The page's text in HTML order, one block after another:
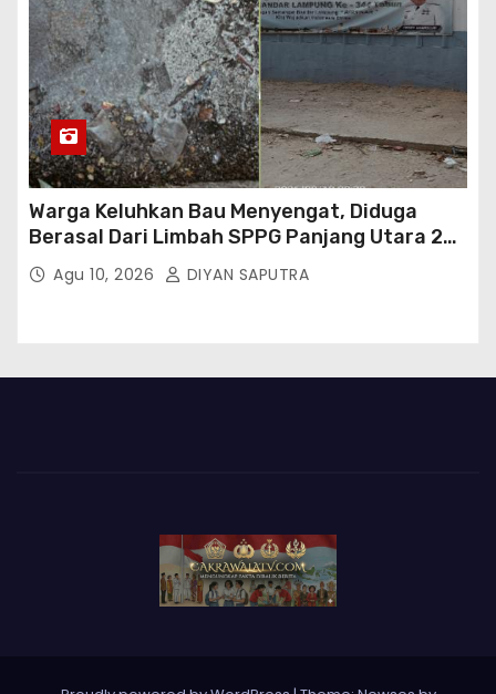
Warga Keluhkan Bau Menyengat, Diduga
Berasal Dari Limbah SPPG Panjang Utara 2
Bandar Lampung
Agu 10, 2026 DIYAN SAPUTRA